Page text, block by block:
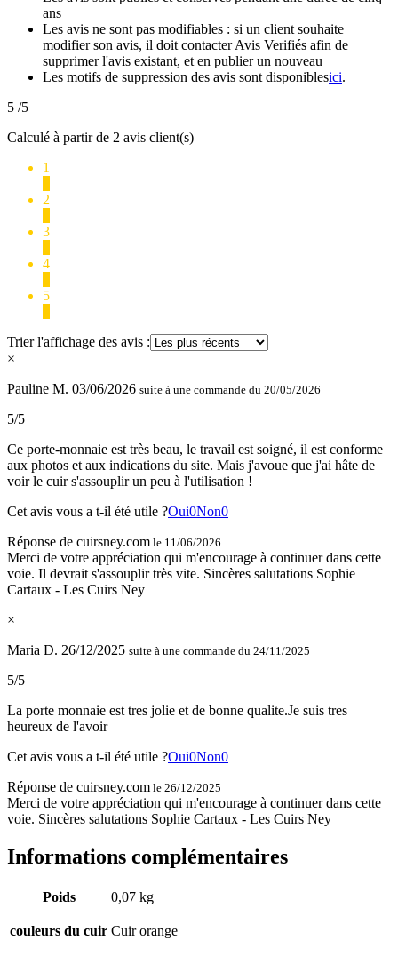
ans
Les avis ne sont pas modifiables : si un client souhaite
modifier son avis, il doit contacter Avis Verifiés afin de
supprimer l'avis existant, et en publier un nouveau
Les motifs de suppression des avis sont disponiblesici.
5 /5
Calculé à partir de 2 avis client(s)
1
2
3
4
5
Trier l'affichage des avis :
×
Pauline M. 03/06/2026 suite à une commande du 20/05/2026
5/5
Ce porte-monnaie est très beau, le travail est soigné, il est conforme
aux photos et aux indications du site. Mais j'avoue que j'ai hâte de
voir le cuir s'assouplir un peu à l'utilisation !
Cet avis vous a t-il été utile ?Oui0Non0
Réponse de cuirsney.com le 11/06/2026
Merci de votre appréciation qui m'encourage à continuer dans cette
voie. Il devrait s'assouplir très vite. Sincères salutations Sophie
Cartaux - Les Cuirs Ney
×
Maria D. 26/12/2025 suite à une commande du 24/11/2025
5/5
La porte monnaie est tres jolie et de bonne qualite.Je suis tres
heureux de l'avoir
Cet avis vous a t-il été utile ?Oui0Non0
Réponse de cuirsney.com le 26/12/2025
Merci de votre appréciation qui m'encourage à continuer dans cette
voie. Sincères salutations Sophie Cartaux - Les Cuirs Ney
Informations complémentaires
Poids 0,07 kg
couleurs du cuir Cuir orange